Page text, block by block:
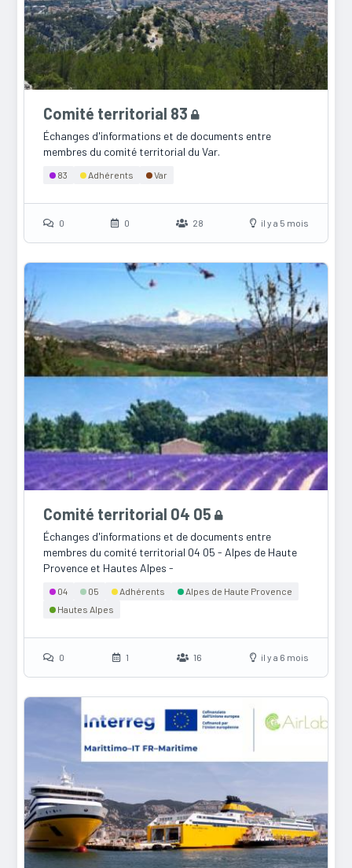
Comité territorial 83
Échanges d'informations et de documents entre
membres du comité territorial du Var.
83 Adhérents Var
0 0 28 il y a 5 mois
Comité territorial 04 05
Échanges d'informations et de documents entre
membres du comité territorial 04 05 - Alpes de Haute
Provence et Hautes Alpes -
04 05 Adhérents
Alpes de Haute Provence
Hautes Alpes
0 1 16 il y a 6 mois